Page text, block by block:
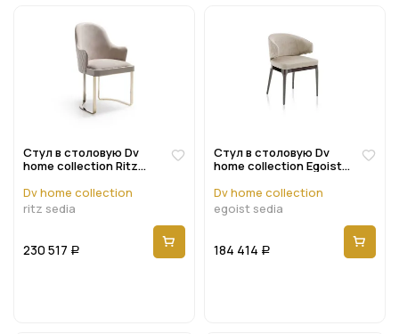
Стул в столовую Dv
home collection Ritz
Dv home collection
ritz sedia
230 517 Р
Стул в столовую Dv
home collection Egoist
Dv home collection
egoist sedia
184 414 Р